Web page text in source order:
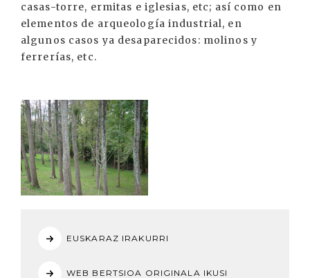
casas-torre, ermitas e iglesias, etc; así como en
elementos de arqueología industrial, en
algunos casos ya desaparecidos: molinos y
ferrerías, etc.
EUSKARAZ IRAKURRI
WEB BERTSIOA ORIGINALA IKUSI